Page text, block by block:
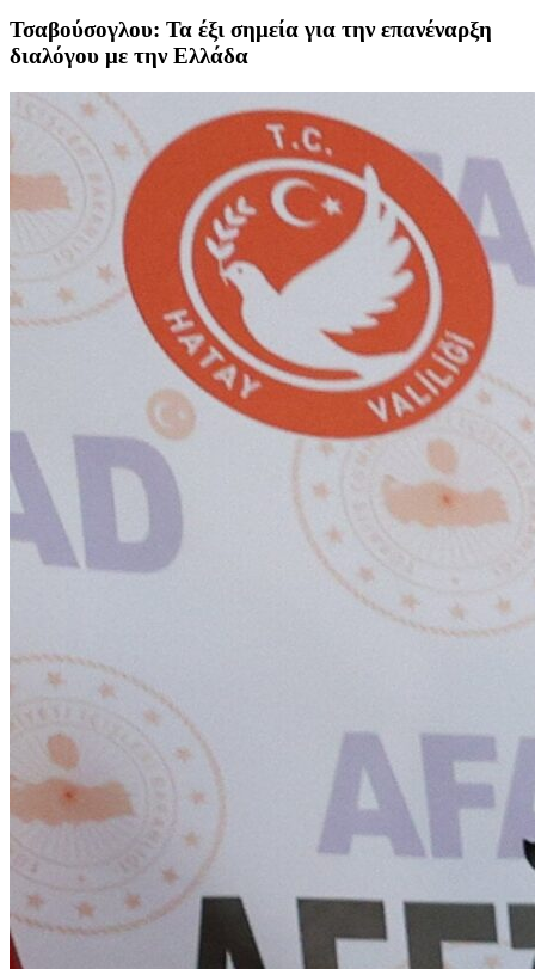
Τσαβούσογλου: Τα έξι σημεία για την επανέναρξη
διαλόγου με την Ελλάδα